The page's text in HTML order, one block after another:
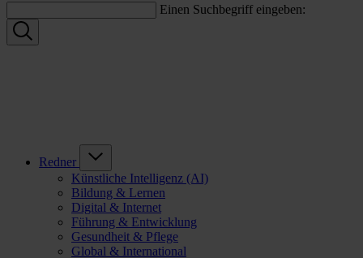
Einen Suchbegriff eingeben:
Redner
Künstliche Intelligenz (AI)
Bildung & Lernen
Digital & Internet
Führung & Entwicklung
Gesundheit & Pflege
Global & International